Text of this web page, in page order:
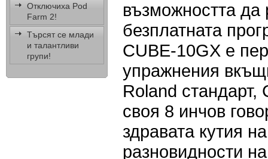
Отключиха Pod
Farm 2!
Търсят се млади
и талантливи
групи!
възможността да
безплатната
CUBE-10GX е
упражнения
Roland стандарт,
своя 8 инчов
здравата кутия
разновидности